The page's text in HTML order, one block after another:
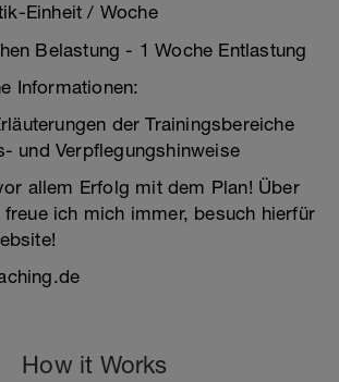
Einheit / Woche
Belastung - 1 Woche Entlastung
Informationen:
der Trainingsbereiche
und Verpflegungshinweise
allem Erfolg mit dem Plan! Über
freue ich mich immer, besuch hierfür
How it Works